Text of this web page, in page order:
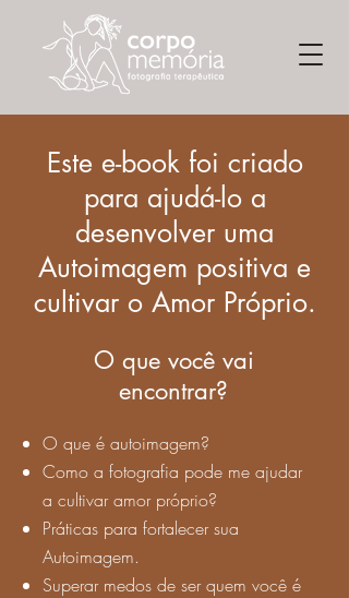
Este e-book foi criado
para ajudá-lo a
desenvolver uma
Autoimagem positiva e
cultivar o Amor Próprio.
O que você vai
encontrar?
O que é autoimagem?
Como a fotografia pode me ajudar
a cultivar amor próprio?
Práticas para fortalecer sua
Autoimagem.
Superar medos de ser quem você é